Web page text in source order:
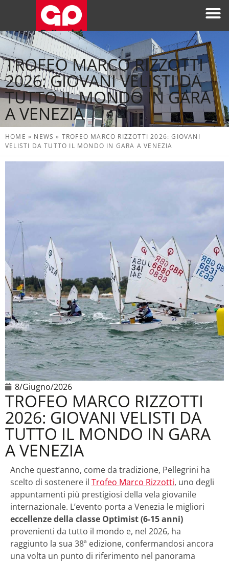
TROFEO MARCO RIZZOTTI
2026: GIOVANI VELISTI DA
TUTTO IL MONDO IN GARA
A VENEZIA
HOME » NEWS » TROFEO MARCO RIZZOTTI 2026: GIOVANI
VELISTI DA TUTTO IL MONDO IN GARA A VENEZIA
8/Giugno/2026
TROFEO MARCO RIZZOTTI
2026: GIOVANI VELISTI DA
TUTTO IL MONDO IN GARA
A VENEZIA
Anche quest’anno, come da tradizione, Pellegrini ha
scelto di sostenere il Trofeo Marco Rizzotti, uno degli
appuntamenti più prestigiosi della vela giovanile
internazionale. L’evento porta a Venezia le migliori
eccellenze della classe Optimist (6-15 anni)
provenienti da tutto il mondo e, nel 2026, ha
raggiunto la sua 38ª edizione, confermandosi ancora
una volta un punto di riferimento nel panorama